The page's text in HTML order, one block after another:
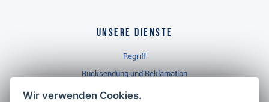
Unsere Dienste
Regriff
Rücksendung und Reklamation
Widerrufsbelehrung
Wir verwenden Cookies.